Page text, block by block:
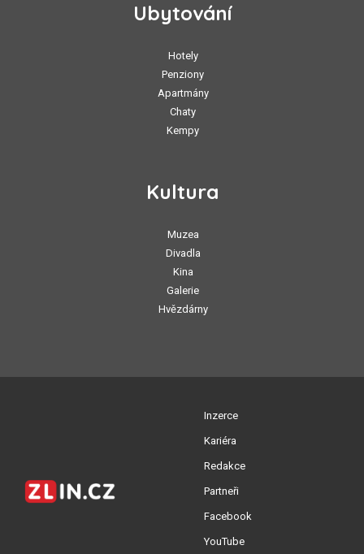
Ubytování
Hotely
Penziony
Apartmány
Chaty
Kempy
Kultura
Muzea
Divadla
Kina
Galerie
Hvězdárny
Inzerce
Kariéra
Redakce
Partneři
Facebook
YouTube